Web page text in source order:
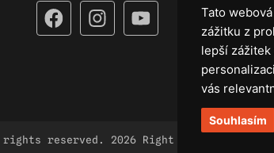
Tato
zážitku z
lepší zážitek
vás
Souhlasím
reserved. 2026 Right Light.